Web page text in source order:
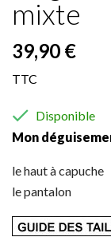
mixte
39,90 €
TTC
 Disponible
Mon
le haut à capuche
le pantalon